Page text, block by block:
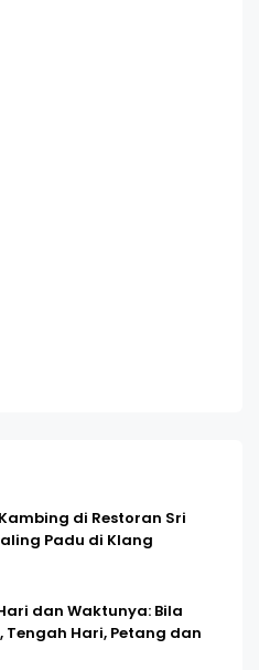
di Restoran Sri
Padu di Klang
dan Waktunya: Bila
Tengah Hari, Petang dan